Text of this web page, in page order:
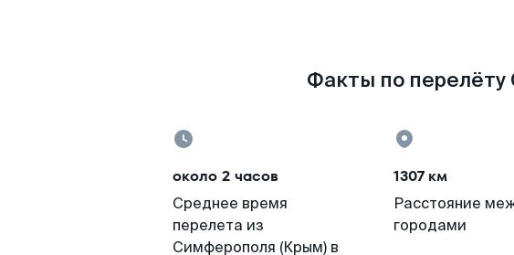
Факты по перелёту
около 2 часов
Среднее время
перелета из
Симферополя (Крым) в
1307 км
Расстояние
городами